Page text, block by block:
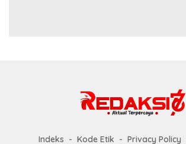
Indeks Kode Etik Privacy Policy